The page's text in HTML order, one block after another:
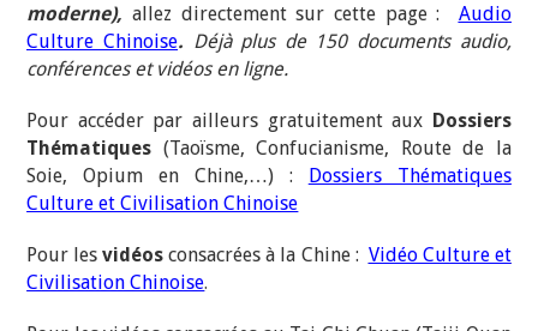
moderne), allez directement sur cette page : Audio
Culture Chinoise. Déjà plus de 150 documents audio,
conférences et vidéos en ligne.
Pour accéder par ailleurs gratuitement aux Dossiers
Thématiques (Taoïsme, Confucianisme, Route de la
Soie, Opium en Chine,…) : Dossiers Thématiques
Culture et Civilisation Chinoise
Pour lesvidéos consacrées à la Chine : Vidéo Culture et
Civilisation Chinoise.